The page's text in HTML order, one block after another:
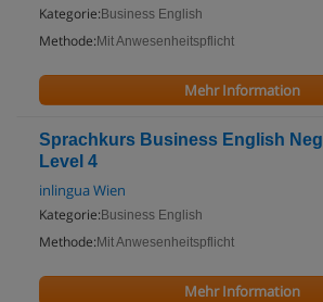
Kategorie: Business English
Methode: Mit Anwesenheitspflicht
Mehr Information
Sprachkurs Business English
Level 4
inlingua Wien
Kategorie: Business English
Methode: Mit Anwesenheitspflicht
Mehr Information